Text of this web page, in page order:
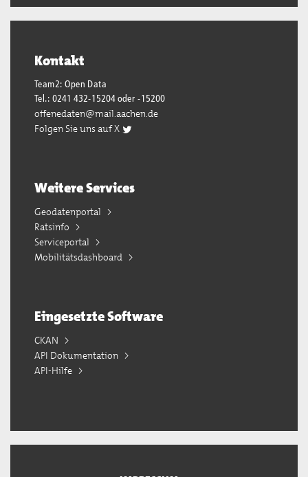
Kontakt
Team2: Open Data
Tel.: 0241 432-15204 oder -15200
offenedaten@mail.aachen.de
Folgen Sie uns auf X
Weitere Services
Geodatenportal
Ratsinfo
Serviceportal
Mobilitätsdashboard
Eingesetzte Software
CKAN
API Dokumentation
API-Hilfe